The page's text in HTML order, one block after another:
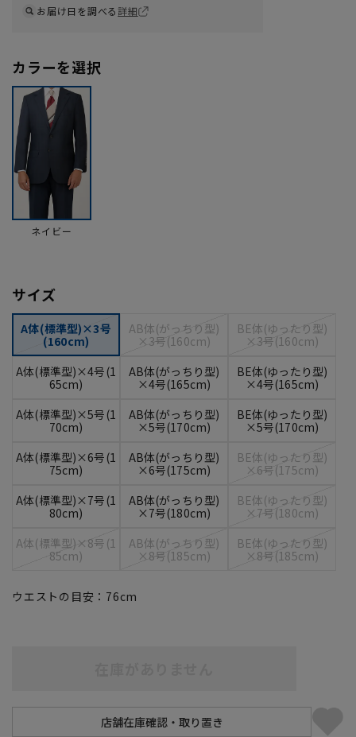
お届け日を調べる詳細
カラーを選択
ネイビー
サイズ
A体(標準型)×3号
(160cm)
AB体(がっちり型)
×3号(160cm)
BE体(ゆったり型)
×3号(160cm)
A体(標準型)×4号(1
65cm)
AB体(がっちり型)
×4号(165cm)
BE体(ゆったり型)
×4号(165cm)
A体(標準型)×5号(1
70cm)
AB体(がっちり型)
×5号(170cm)
BE体(ゆったり型)
×5号(170cm)
A体(標準型)×6号(1
75cm)
AB体(がっちり型)
×6号(175cm)
BE体(ゆったり型)
×6号(175cm)
A体(標準型)×7号(1
80cm)
AB体(がっちり型)
×7号(180cm)
BE体(ゆったり型)
×7号(180cm)
A体(標準型)×8号(1
85cm)
AB体(がっちり型)
×8号(185cm)
BE体(ゆったり型)
×8号(185cm)
ウエストの目安： 76cm